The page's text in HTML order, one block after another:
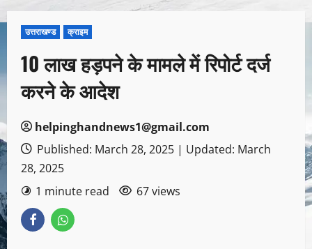
उत्तराखण्ड क्राइम
10 लाख हड़पने के मामले में रिपोर्ट दर्ज
करने के आदेश
helpinghandnews1@gmail.com
Published: March 28, 2025 | Updated: March
28, 2025
1 minute read
67 views